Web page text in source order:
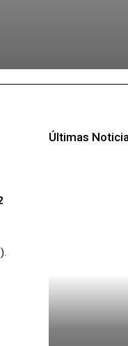
Últimas